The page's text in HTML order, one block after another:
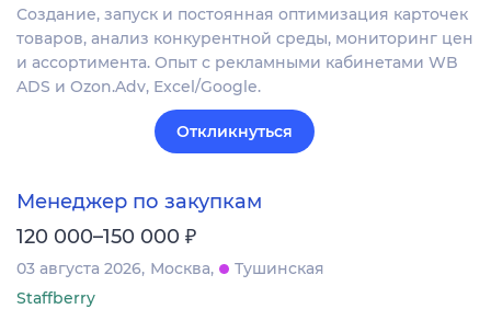
Создание, запуск и постоянная оптимизация карточек
товаров, анализ конкурентной среды, мониторинг цен
и ассортимента. Опыт с рекламными кабинетами WB
ADS и Ozon.Adv, Excel/Google.
Откликнуться
Менеджер по закупкам
120 000–150 000 ₽
03 августа 2026 Москва
Тушинская
Staffberry